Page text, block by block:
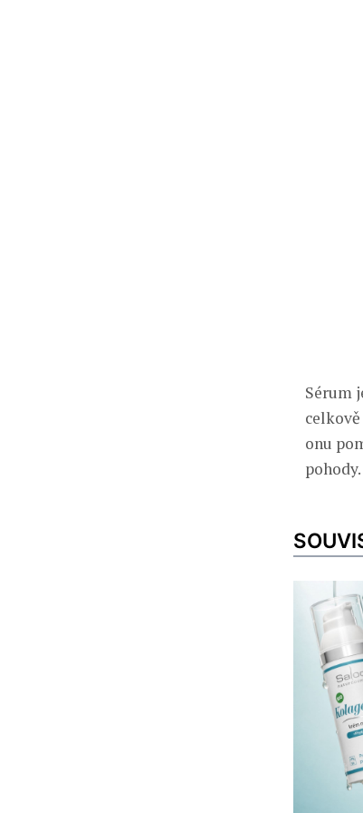
Sérum
onu